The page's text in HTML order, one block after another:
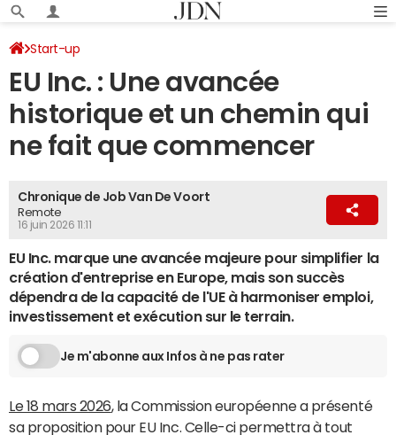
Start-up
EU Inc. : Une avancée
historique et un chemin qui
ne fait que commencer
Chronique de Job Van De Voort
Remote
16 juin 2026 11:11
EU Inc. marque une avancée majeure pour simplifier la
création d'entreprise en Europe, mais son succès
dépendra de la capacité de l'UE à harmoniser emploi,
investissement et exécution sur le terrain.
Je m'abonne aux Infos à ne pas rater
Le 18 mars 2026, la Commission européenne a présenté
sa proposition pour EU Inc. Celle-ci permettra à tout